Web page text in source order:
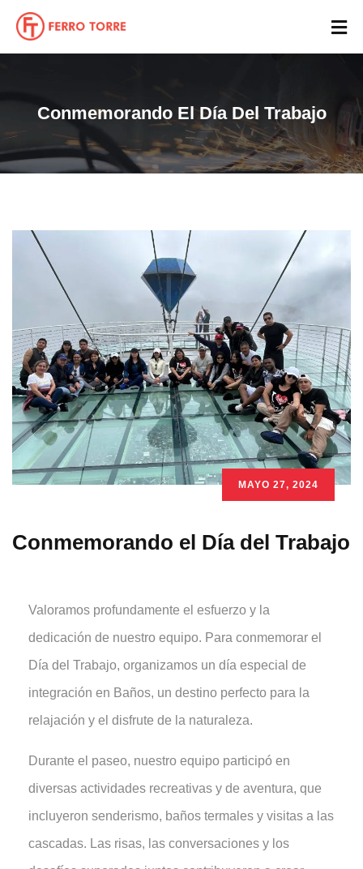
Conmemorando El Día Del Trabajo
MAYO 27, 2024
Conmemorando el Día del Trabajo
Valoramos profundamente el esfuerzo y la
dedicación de nuestro equipo. Para conmemorar el
Día del Trabajo, organizamos un día especial de
integración en Baños, un destino perfecto para la
relajación y el disfrute de la naturaleza.
Durante el paseo, nuestro equipo participó en
diversas actividades recreativas y de aventura, que
incluyeron senderismo, baños termales y visitas a las
cascadas. Las risas, las conversaciones y los